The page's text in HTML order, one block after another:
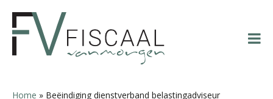
hoofdnavigatie
hoofd
eerste
voettekst
Home » Beëindiging dienstverband belastingadviseur